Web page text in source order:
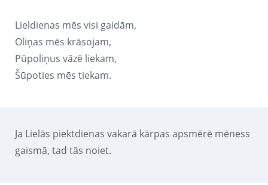
Lieldienas mēs visi gaidām,
Oliņas mēs krāsojam,
Pūpoliņus vāzē liekam,
Šūpoties mēs tiekam.
Ja Lielās piektdienas vakarā kārpas apsmērē mēness
gaismā, tad tās noiet.